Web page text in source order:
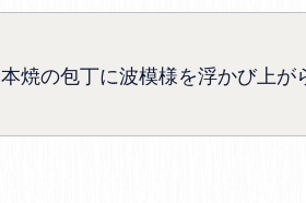
本焼の包丁に波模様を浮かび上が